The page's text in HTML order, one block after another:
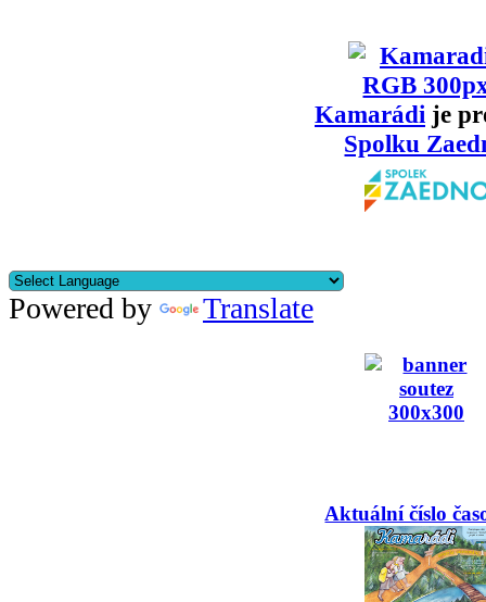
Kamarádi je
Spolku
Powered by Translate
Aktuální číslo